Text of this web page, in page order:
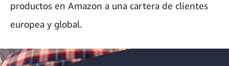
productos en Amazon a una cartera de clientes
europea y global.